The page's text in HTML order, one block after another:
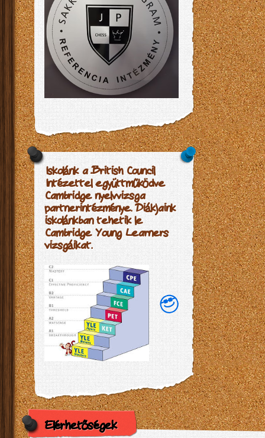
Iskolánk a British Council
Intézettel együttműködve
Cambridge nyelvvizsga
partnerintézménye. Diákjaink
iskolánkban tehetik le
Cambridge Young Learners
vizsgáikat.
Elérhetőségek